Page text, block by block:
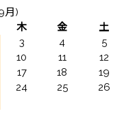
月)
木 金
土
3 4
5
10 11
12
17 18
19
24 25
26